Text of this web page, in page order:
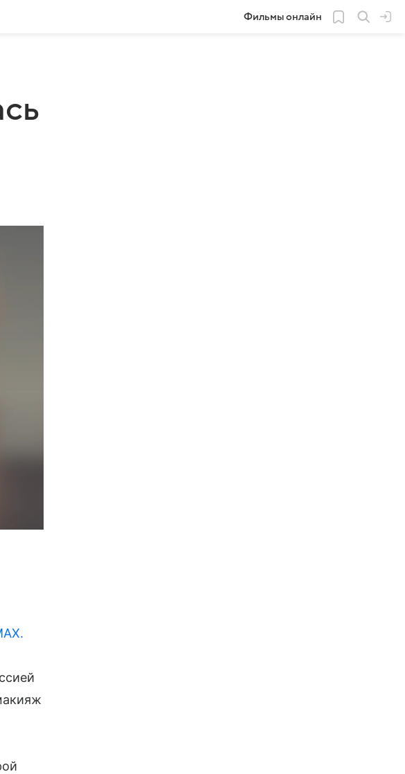
Фильмы онлайн